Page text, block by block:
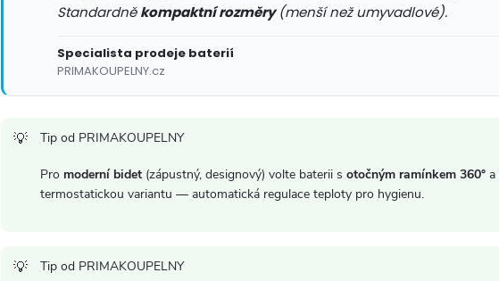
k
y
Standardněkompaktní rozměry(menší než umyvadlové).
Specialista prodeje baterií
PRIMAKOUPELNY.cz
Tip od PRIMAKOUPELNY
Pro moderní bidet (zápustný, designový) volte baterii s otočným ramínkem 360° a
termostatickou variantu — automatická regulace teploty pro hygienu.
Tip od PRIMAKOUPELNY